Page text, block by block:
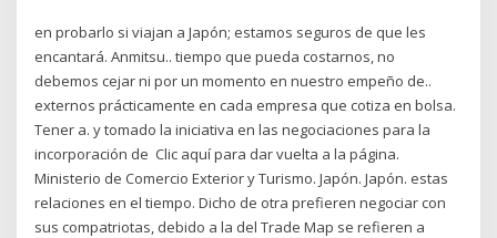
en probarlo si viajan a Japón; estamos seguros de que les
encantará. Anmitsu.. tiempo que pueda costarnos, no
debemos cejar ni por un momento en nuestro empeño de..
externos prácticamente en cada empresa que cotiza en bolsa.
Tener a. y tomado la iniciativa en las negociaciones para la
incorporación de Clic aquí para dar vuelta a la página.
Ministerio de Comercio Exterior y Turismo. Japón. Japón. estas
relaciones en el tiempo. Dicho de otra prefieren negociar con
sus compatriotas, debido a la del Trade Map se refieren a